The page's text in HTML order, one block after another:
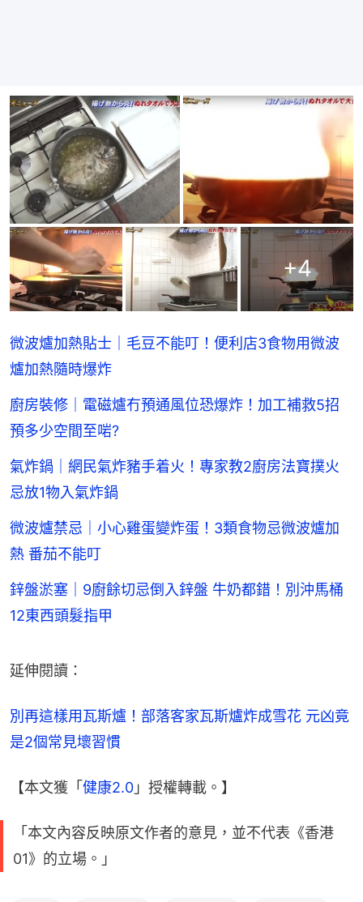
+4
微波爐加熱貼士｜毛豆不能叮！便利店3食物用微波
爐加熱隨時爆炸
廚房裝修｜電磁爐冇預通風位恐爆炸！加工補救5招
預多少空間至啱?
氣炸鍋｜網民氣炸豬手着火！專家教2廚房法寶撲火
忌放1物入氣炸鍋
微波爐禁忌｜小心雞蛋變炸蛋！3類食物忌微波爐加
熱 番茄不能叮
鋅盤淤塞｜9廚餘切忌倒入鋅盤 牛奶都錯！別沖馬桶
12東西頭髮指甲
延伸閱讀：
別再這樣用瓦斯爐！部落客家瓦斯爐炸成雪花 元凶竟
是2個常見壞習慣
【本文獲「健康2.0 」授權轉載。】
「本文內容反映原文作者的意見，並不代表《香港
01》的立場。」